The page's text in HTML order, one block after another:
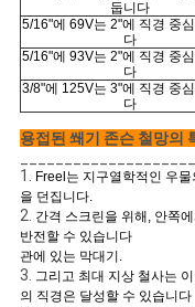
둡니다
5/16"에 69V는 2"에 직경 중심
다
5/16"에 93V는 2"에 직경 중심
다
3/8"에 125V는 3"에 직경 중심
다
용접된 쐐기 존슨 철망의
1.
Freel는 지구열학적인 우
을 던집니다.
2. 간격 스크린을 위해, 안쪽
반전할 수 있습니다
관에 있는 막대기.
3. 그리고 최대 지상 철사는
의 직경은 달성할 수 있습니다